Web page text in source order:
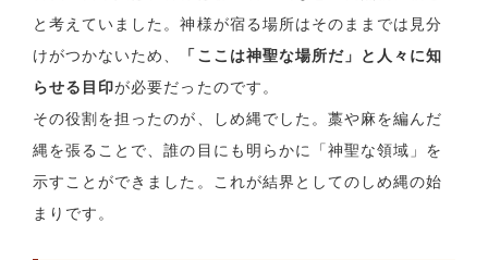
と考えていました。神様が宿る場所はそのままでは見分
けがつかないため、
「ここは神聖な場所だ」と人々に知
らせる目印が必要だったのです。
その役割を担ったのが、しめ縄でした。藁や麻を編んだ
縄を張ることで、誰の目にも明らかに「神聖な領域」を
示すことができました。これが結界としてのしめ縄の始
まりです。